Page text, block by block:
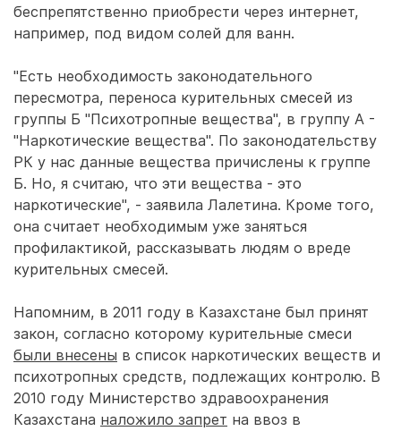
беспрепятственно приобрести через интернет,
например, под видом солей для ванн.
"Есть необходимость законодательного
пересмотра, переноса курительных смесей из
группы Б "Психотропные вещества", в группу А -
"Наркотические вещества". По законодательству
РК у нас данные вещества причислены к группе
Б. Но, я считаю, что эти вещества - это
наркотические", - заявила Лалетина. Кроме того,
она считает необходимым уже заняться
профилактикой, рассказывать людям о вреде
курительных смесей.
Напомним, в 2011 году в Казахстане был принят
закон, согласно которому курительные смеси
были внесены в список наркотических веществ и
психотропных средств, подлежащих контролю. В
2010 году Министерство здравоохранения
Казахстана наложило запрет на ввоз в